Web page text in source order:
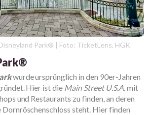
Park® | Foto: TicketLens, HGK
wurde ursprünglich in den 90er-Jahren
Hier ist die Main Street U.S.A.mit
und Restaurants zu finden, an deren
Dornröschenschloss steht. Hier finden